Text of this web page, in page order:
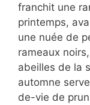
franchit une
printemps,
une nuée de
rameaux
abeilles de la
automne
de-vie de